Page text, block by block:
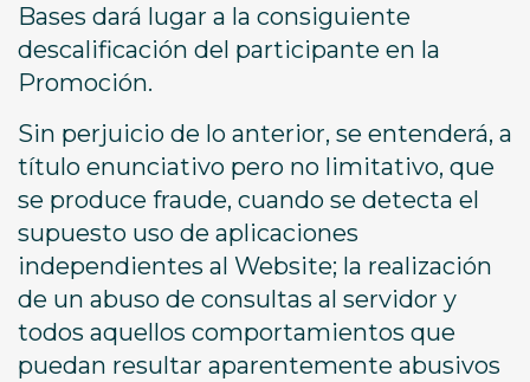
Bases dará lugar a la consiguiente
descalificación del participante en la
Promoción.
Sin perjuicio de lo anterior, se entenderá, a
título enunciativo pero no limitativo, que
se produce fraude, cuando se detecta el
supuesto uso de aplicaciones
independientes al Website; la realización
de un abuso de consultas al servidor y
todos aquellos comportamientos que
puedan resultar aparentemente abusivos